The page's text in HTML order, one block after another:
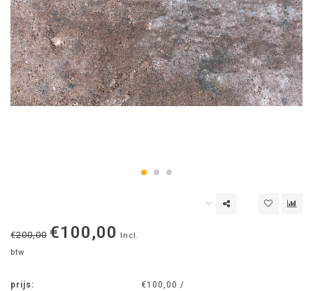
€200,00 €100,00
Incl.
btw
prijs: €100,00 /